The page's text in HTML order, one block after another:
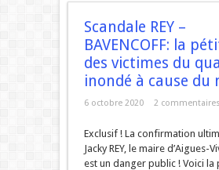
Scandale REY –
BAVENCOFF: la
des victimes du
inondé à cause du
6 octobre 2020 2 commentaires
Exclusif ! La confirmation
Jacky REY, le maire d’Aigues-
est un danger public ! Voici la